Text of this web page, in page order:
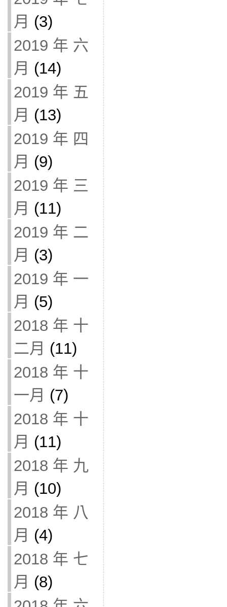
月 (3)
2019 年 六
月 (14)
2019 年 五
月 (13)
2019 年 四
月 (9)
2019 年 三
月 (11)
2019 年 二
月 (3)
2019 年 一
月 (5)
2018 年 十
二月 (11)
2018 年 十
一月 (7)
2018 年 十
月 (11)
2018 年 九
月 (10)
2018 年 八
月 (4)
2018 年 七
月 (8)